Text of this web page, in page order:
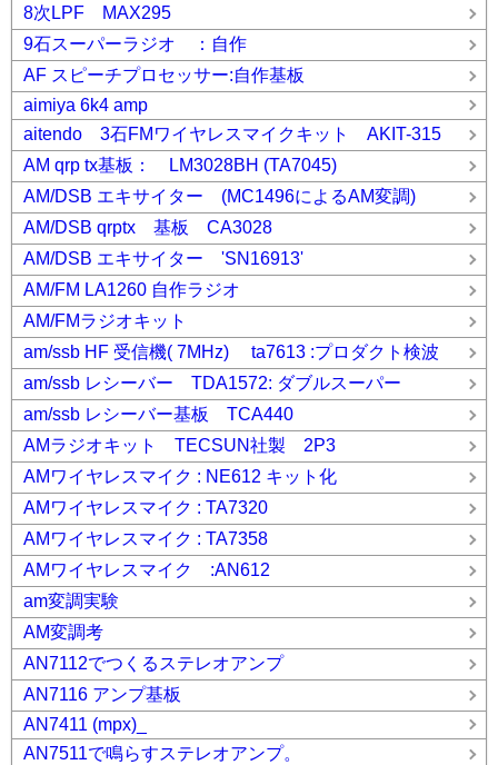
8次LPF MAX295
9石スーパーラジオ ：自作
AF スピーチプロセッサー:自作基板
aimiya 6k4 amp
aitendo 3石FMワイヤレスマイクキット AKIT-315
AM qrp tx基板： LM3028BH (TA7045)
AM/DSB エキサイター (MC1496によるAM変調)
AM/DSB qrptx 基板 CA3028
AM/DSB エキサイター 'SN16913'
AM/FM LA1260 自作ラジオ
AM/FMラジオキット
am/ssb HF 受信機( 7MHz) ta7613 :プロダクト検波
am/ssb レシーバー TDA1572: ダブルスーパー
am/ssb レシーバー基板 TCA440
AMラジオキット TECSUN社製 2P3
AMワイヤレスマイク : NE612 キット化
AMワイヤレスマイク : TA7320
AMワイヤレスマイク : TA7358
AMワイヤレスマイク :AN612
am変調実験
AM変調考
AN7112でつくるステレオアンプ
AN7116 アンプ基板
AN7411 (mpx)_
AN7511で鳴らすステレオアンプ。